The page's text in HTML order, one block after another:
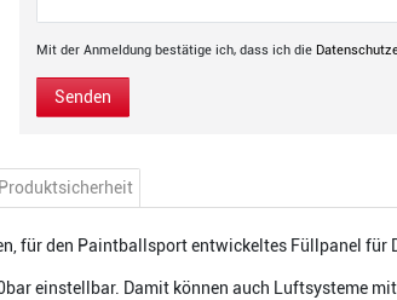
Mit der Anmeldung bestätige ich, dass ich die
Senden
Produktsicherheit
für den Paintballsport entwickeltes Füllpanel für
einstellbar. Damit können auch Luftsysteme